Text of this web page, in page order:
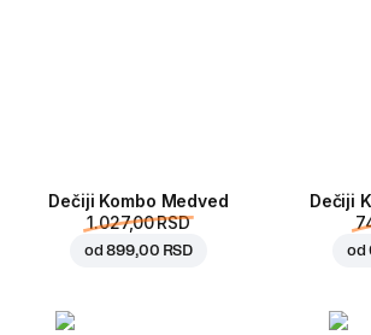
Dečiji Kombo Medved
1.027,00 RSD
od899,00 RSD
Dečiji
od